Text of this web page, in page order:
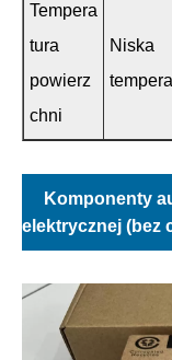
Tempera
tura
powierz
chni
Niska
Komponenty
elektrycznej (bez